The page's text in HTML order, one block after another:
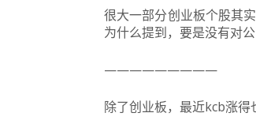
很大一部分创业板个股其
为什么提到，要是没有对
—————————
除了创业板，最近kcb涨得